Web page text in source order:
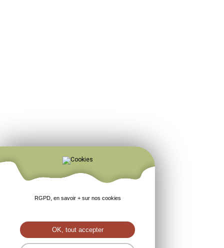
RGPD, en savoir + sur nos cookies
OK, tout accepter